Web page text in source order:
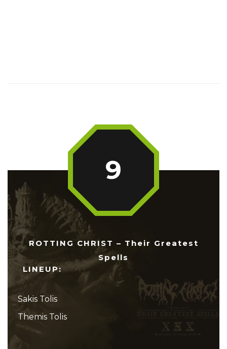
ROTTING CHRIST – Their Greatest
Spells
LINEUP:
Sakis Tolis
Themis Tolis
9